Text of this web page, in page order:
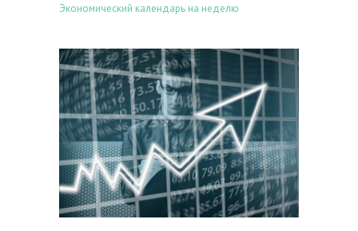
Экономический календарь на неделю